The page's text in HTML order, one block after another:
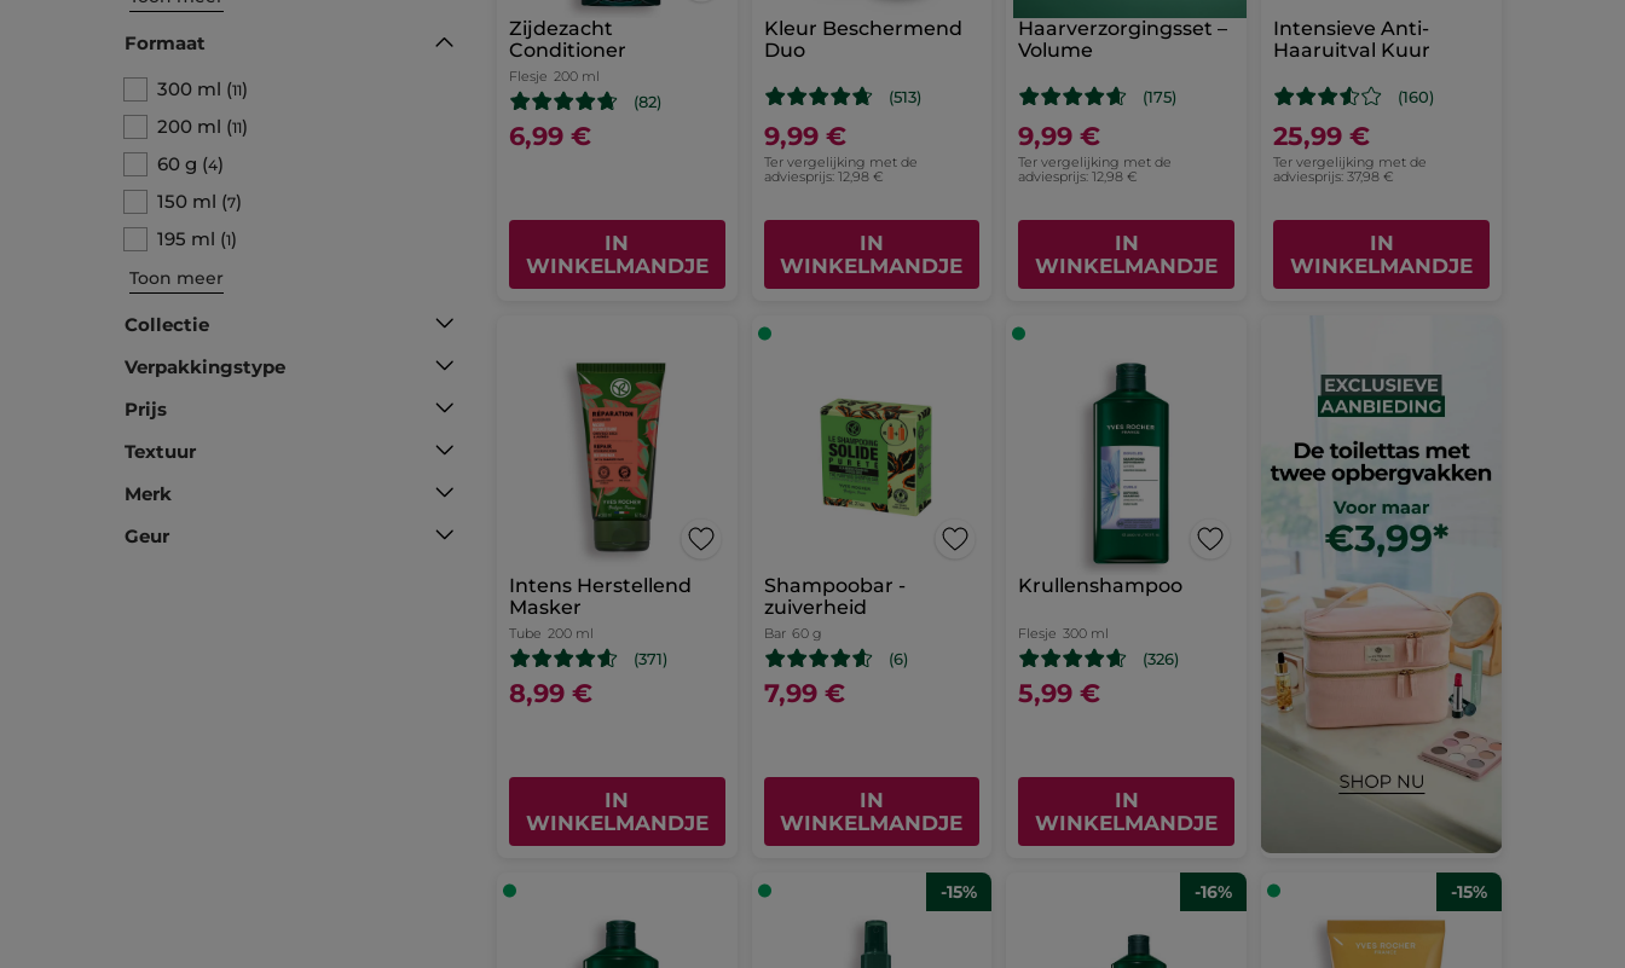
Formaat
300 ml (11)
200 ml (11)
60 g (4)
150 ml (7)
195 ml (1)
Toon meer
Collectie
Verpakkingstype
Prijs
Textuur
Merk
Geur
Zijdezacht
Conditioner
Flesje 200 ml
(82)
6,99 €
IN
WINKELMANDJE
Kleur Beschermend
Duo
(513)
9,99 €
Ter vergelijking met de
adviesprijs: 12,98 €
IN
WINKELMANDJE
Haarverzorgingsset –
Volume
(175)
9,99 €
Ter vergelijking met de
adviesprijs: 12,98 €
IN
WINKELMANDJE
Intensieve Anti-
Haaruitval Kuur
(160)
25,99 €
Ter vergelijking met de
adviesprijs: 37,98 €
IN
WINKELMANDJE
Intens Herstellend
Masker
Tube 200 ml
(371)
8,99 €
IN
WINKELMANDJE
Shampoobar -
zuiverheid
Bar 60 g
(6)
7,99 €
IN
WINKELMANDJE
Krullenshampoo
Flesje 300 ml
(326)
5,99 €
IN
WINKELMANDJE
-15% -16% -15%